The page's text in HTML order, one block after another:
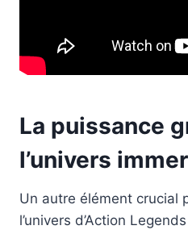
La puissance
l’univers
Un autre élément crucial
l’univers d’Action